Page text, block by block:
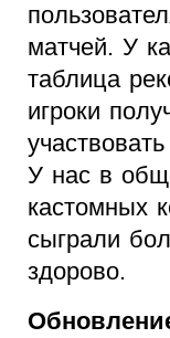
матчей. У
таблица
игроки
У нас в
кастомных
сыграли
здорово.